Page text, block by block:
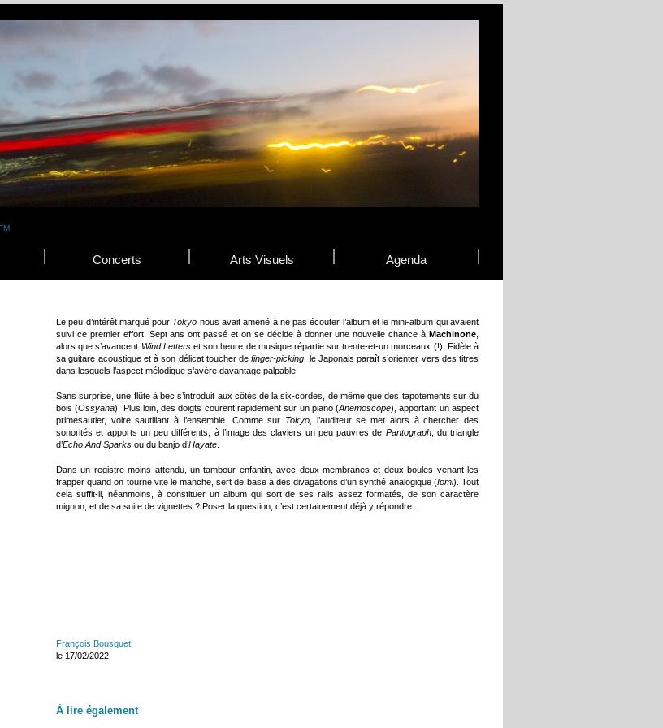
Concerts Arts Visuels Agenda
Le peu d’intérêt marqué pour Tokyo nous avait amené à ne pas écouter l’album et le mini-album qui avaient
suivi ce premier effort. Sept ans ont passé et on se décide à donner une nouvelle chance à Machinone
alors que s’avancent Wind Letterset son heure de musique répartie sur trente-et-un morceaux (!). Fidèle à
sa guitare acoustique et à son délicat toucher definger-picking , le Japonais paraît s’orienter vers des titres
dans lesquels l’aspect mélodique s’avère davantage palpable.
Sans surprise, une flûte à bec s’introduit aux côtés de la six-cordes, de même que des tapotements sur du
bois (Ossyana). Plus loin, des doigts courent rapidement sur un piano (Anemoscope), apportant un aspect
primesautier, voire sautillant à l’ensemble. Comme sur Tokyo , l’auditeur se met alors à chercher des
sonorités et apports un peu différents, à l’image des claviers un peu pauvres de Pantograph, du triangle
d’Echo And Sparks ou du banjo d’Hayate
Dans un registre moins attendu, un tambour enfantin, avec deux membranes et deux boules venant les
frapper quand on tourne vite le manche, sert de base à des divagations d’un synthé analogique (Iomi). Tout
cela suffit-il, néanmoins, à constituer un album qui sort de ses rails assez formatés, de son caractère
mignon, et de sa suite de vignettes ? Poser la question, c’est certainement déjà y répondre…
François Bousquet
le 17/02/2022
À lire également